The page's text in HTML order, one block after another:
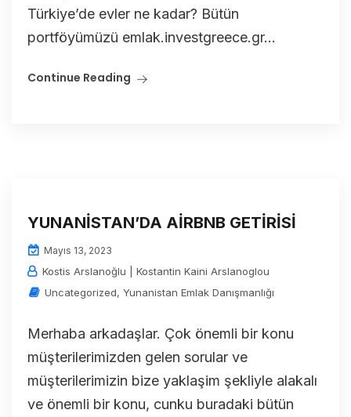
Türkiye’de evler ne kadar? Bütün
portföyümüzü emlak.investgreece.gr...
Continue Reading
YUNANİSTAN’DA AİRBNB GETİRİSİ
Mayıs 13, 2023
Kostis Arslanoğlu | Kostantin Kaini Arslanoglou
Uncategorized, Yunanistan Emlak Danışmanlığı
Merhaba arkadaşlar. Çok önemli bir konu
müşterilerimizden gelen sorular ve
müşterilerimizin bize yaklaşim şekliyle alakalı
ve önemli bir konu, cunku buradaki bütün